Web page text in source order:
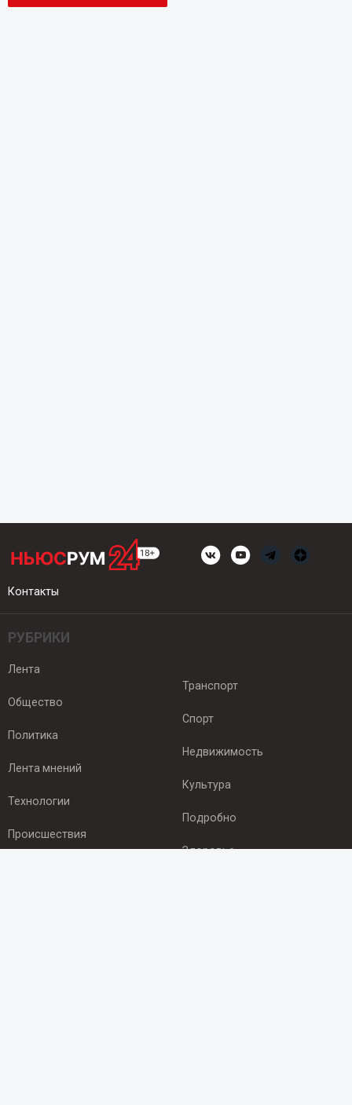
Контакты
РУБРИКИ
Лента
Общество
Политика
Лента мнений
Технологии
Происшествия
Транспорт
Спорт
Недвижимость
Культура
Подробно
Здоровье